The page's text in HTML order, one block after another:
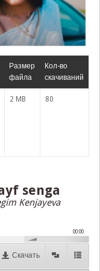
Размер
файла
Кол-во
скачиваний
2 MB 80
senga
Kenjayeva
00:00
Скачать